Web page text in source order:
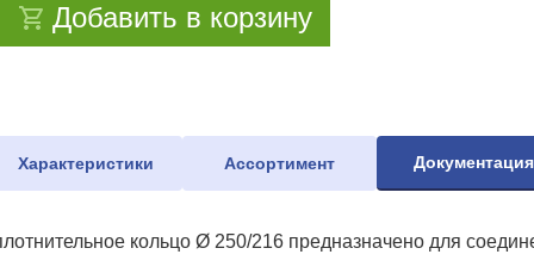
Добавить в корзину
Характеристики Ассортимент Документация
кольцо Ø 250/216 предназначено для